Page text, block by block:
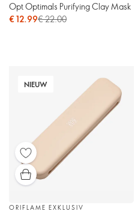
Opt Optimals Purifying Clay Mask
€ 12.99€ 22.00
NIEUW
ORIFLAME EXKLUSIV